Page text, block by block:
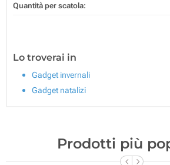
Quantità per scatola:
Lo troverai in
Gadget invernali
Gadget natalizi
Prodotti più